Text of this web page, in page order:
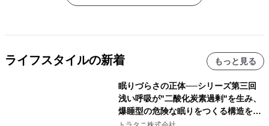
ライフスタイルの新着 もっと見る
眠りづらさの正体──シリーズ第三回
浅い呼吸が"二酸化炭素過剰"を生み、
爆睡型の危険な眠りをつくる構造を解
説